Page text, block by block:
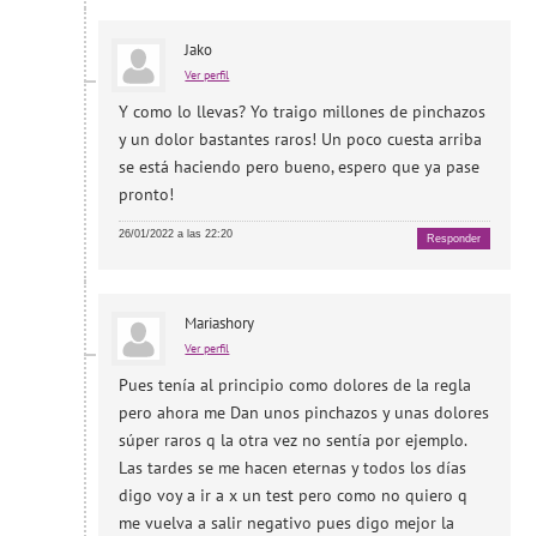
Jako
Ver perfil
Y como lo llevas? Yo traigo millones de pinchazos
y un dolor bastantes raros! Un poco cuesta arriba
se está haciendo pero bueno, espero que ya pase
pronto!
26/01/2022 a las 22:20 Responder
Mariashory
Ver perfil
Pues tenía al principio como dolores de la regla
pero ahora me Dan unos pinchazos y unas dolores
súper raros q la otra vez no sentía por ejemplo.
Las tardes se me hacen eternas y todos los días
digo voy a ir a x un test pero como no quiero q
me vuelva a salir negativo pues digo mejor la